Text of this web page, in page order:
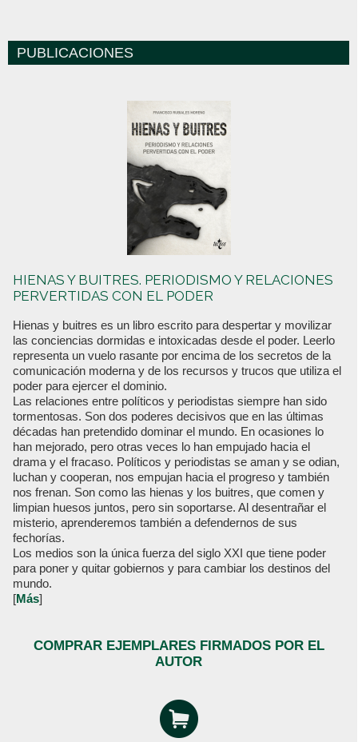
PUBLICACIONES
HIENAS Y BUITRES. PERIODISMO Y RELACIONES
PERVERTIDAS CON EL PODER
Hienas y buitres es un libro escrito para despertar y movilizar
las conciencias dormidas e intoxicadas desde el poder. Leerlo
representa un vuelo rasante por encima de los secretos de la
comunicación moderna y de los recursos y trucos que utiliza el
poder para ejercer el dominio.
Las relaciones entre políticos y periodistas siempre han sido
tormentosas. Son dos poderes decisivos que en las últimas
décadas han pretendido dominar el mundo. En ocasiones lo
han mejorado, pero otras veces lo han empujado hacia el
drama y el fracaso. Políticos y periodistas se aman y se odian,
luchan y cooperan, nos empujan hacia el progreso y también
nos frenan. Son como las hienas y los buitres, que comen y
limpian huesos juntos, pero sin soportarse. Al desentrañar el
misterio, aprenderemos también a defendernos de sus
fechorías.
Los medios son la única fuerza del siglo XXI que tiene poder
para poner y quitar gobiernos y para cambiar los destinos del
mundo.
[Más]
COMPRAR EJEMPLARES FIRMADOS POR EL
AUTOR